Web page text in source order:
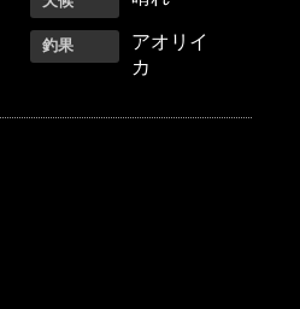
釣果
アオリイ
カ